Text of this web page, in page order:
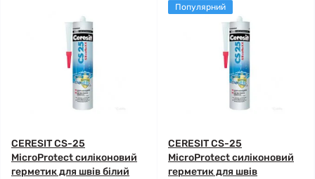
CERESIT CS-25
MicroProtect силіконовий
герметик для швів білий
Популярний
CERESIT CS-25
MicroProtect силіконовий
герметик для швів